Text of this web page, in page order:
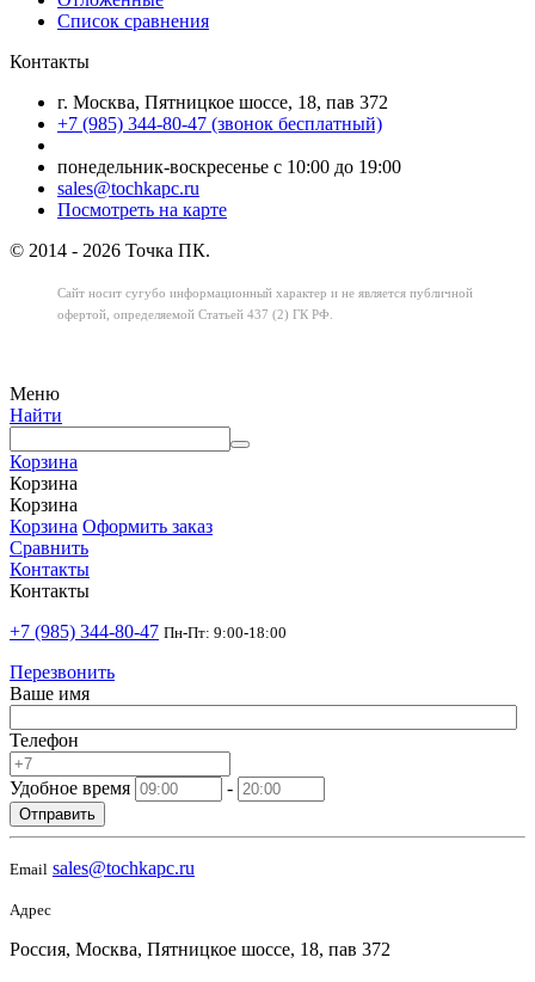
Список сравнения
Контакты
г. Москва, Пятницкое шоссе, 18, пав 372
+7 (985) 344-80-47 (звонок бесплатный)
понедельник-воскресенье с 10:00 до 19:00
sales@tochkapc.ru
Посмотреть на карте
© 2014 - 2026 Точка ПК.
Сайт носит сугубо информационный характер и не является публичной
офертой, определяемой Статьей 437 (2) ГК РФ.
Меню
Найти
Корзина
Корзина
Корзина
Корзина Оформить заказ
Сравнить
Контакты
Контакты
+7 (985) 344-80-47 Пн-Пт: 9:00-18:00
Перезвонить
Ваше имя
Телефон
Удобное время -
Отправить
Email sales@tochkapc.ru
Адрес
Россия, Москва, Пятницкое шоссе, 18, пав 372